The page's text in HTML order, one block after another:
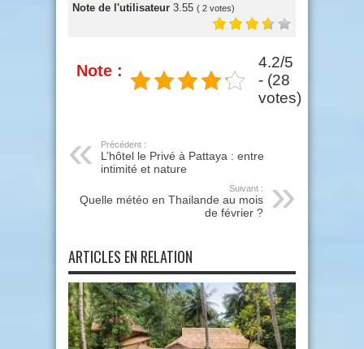
Note de l'utilisateur 3.55 ( 2 votes)
Note :
4.2/5
- (28
votes)
Précédent :
L’hôtel le Privé à Pattaya : entre
intimité et nature
Suivant :
Quelle météo en Thailande au mois
de février ?
ARTICLES EN RELATION